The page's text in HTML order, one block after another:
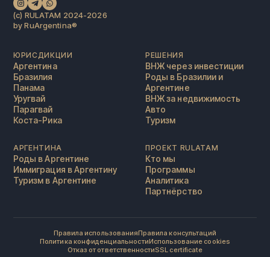
(c) RULATAM 2024-2026
by RuArgentina®️
ЮРИСДИКЦИИ
Аргентина
Бразилия
Панама
Уругвай
Парагвай
Коста-Рика
РЕШЕНИЯ
ВНЖ через инвестиции
Роды в Бразилии и
Аргентине
ВНЖ за недвижимость
Авто
Туризм
АРГЕНТИНА
Роды в Аргентине
Иммиграция в Аргентину
Туризм в Аргентине
ПРОЕКТ RULATAM
Кто мы
Программы
Аналитика
Партнёрство
Правила использованияПравила консультаций
Политика конфиденциальностиИспользование cookies
Отказ от ответственностиSSL certificate